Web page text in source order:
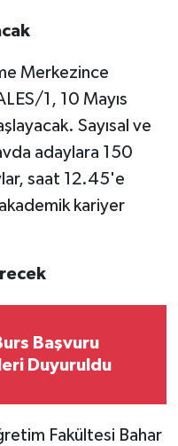
Merkezince
1, 10 Mayıs
Sayısal ve
adaylara 150
saat 12.45'e
kariyer
Başvuru
Duyuruldu
Fakültesi Bahar